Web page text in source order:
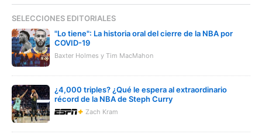
SELECCIONES EDITORIALES
"Lo tiene": La historia oral del cierre de la NBA por
COVID-19
Baxter Holmes y Tim MacMahon
¿4,000 triples? ¿Qué le espera al extraordinario
récord de la NBA de Steph Curry
Zach Kram